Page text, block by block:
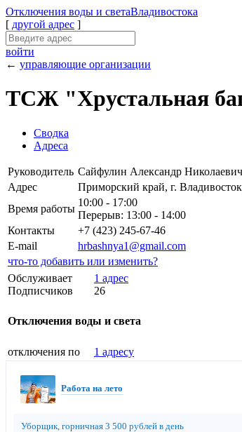
Отключения воды и светаВладивостока
[ другой адрес ]
войти
← управляющие организации
ТСЖ "Хрустальная
Сводка
Адреса
Руководитель Сайфулин Александр
Адрес
Приморский край, г.
Время работы
10:00 - 17:00
Перерыв: 13:00 - 14:00
Контакты
+7 (423) 245-67-46
E-mail
hrbashnya1@gmail.com
что-то добавить или изменить?
Обслуживает
Подписчиков
1 адрес
26
Отключения воды и света
отключения по 1 адресу
Работа на лето
Уборщик, горничная 3 500 рублей в день